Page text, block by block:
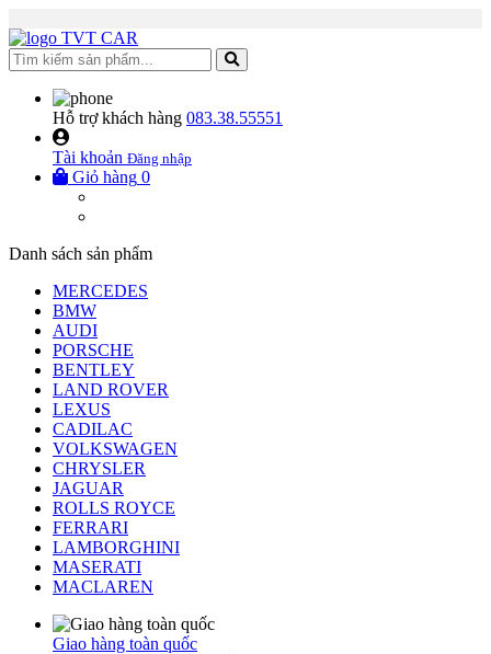
Hỗ trợ khách hàng 083.38.55551
Tài khoản Đăng nhập
Giỏ hàng 0
Danh sách sản phẩm
MERCEDES
BMW
AUDI
PORSCHE
BENTLEY
LAND ROVER
LEXUS
CADILAC
VOLKSWAGEN
CHRYSLER
JAGUAR
ROLLS ROYCE
FERRARI
LAMBORGHINI
MASERATI
MACLAREN
Giao hàng toàn quốc